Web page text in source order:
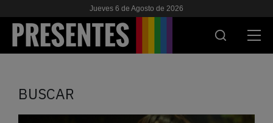
Jueves 6 de Agosto de 2026
BUSCAR